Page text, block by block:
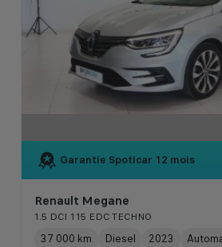
Garantie Spoticar 12 mois
Renault Megane
1.5 DCI 115 EDC TECHNO
37 000 km Diesel 2023